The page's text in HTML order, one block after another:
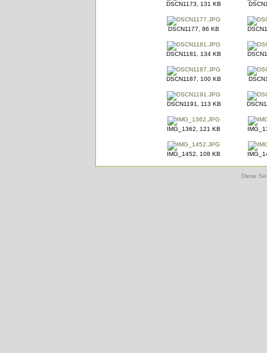
DSCN1173, 131 KB
DSCN1177, 86 KB
DSCN1181, 134 KB
DSCN1187, 100 KB
DSCN1191, 113 KB
IMG_1362, 121 KB
IMG_1452, 108 KB
Diese